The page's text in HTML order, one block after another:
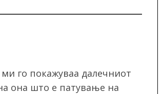
го покажуваа далечниот
она што е патување на